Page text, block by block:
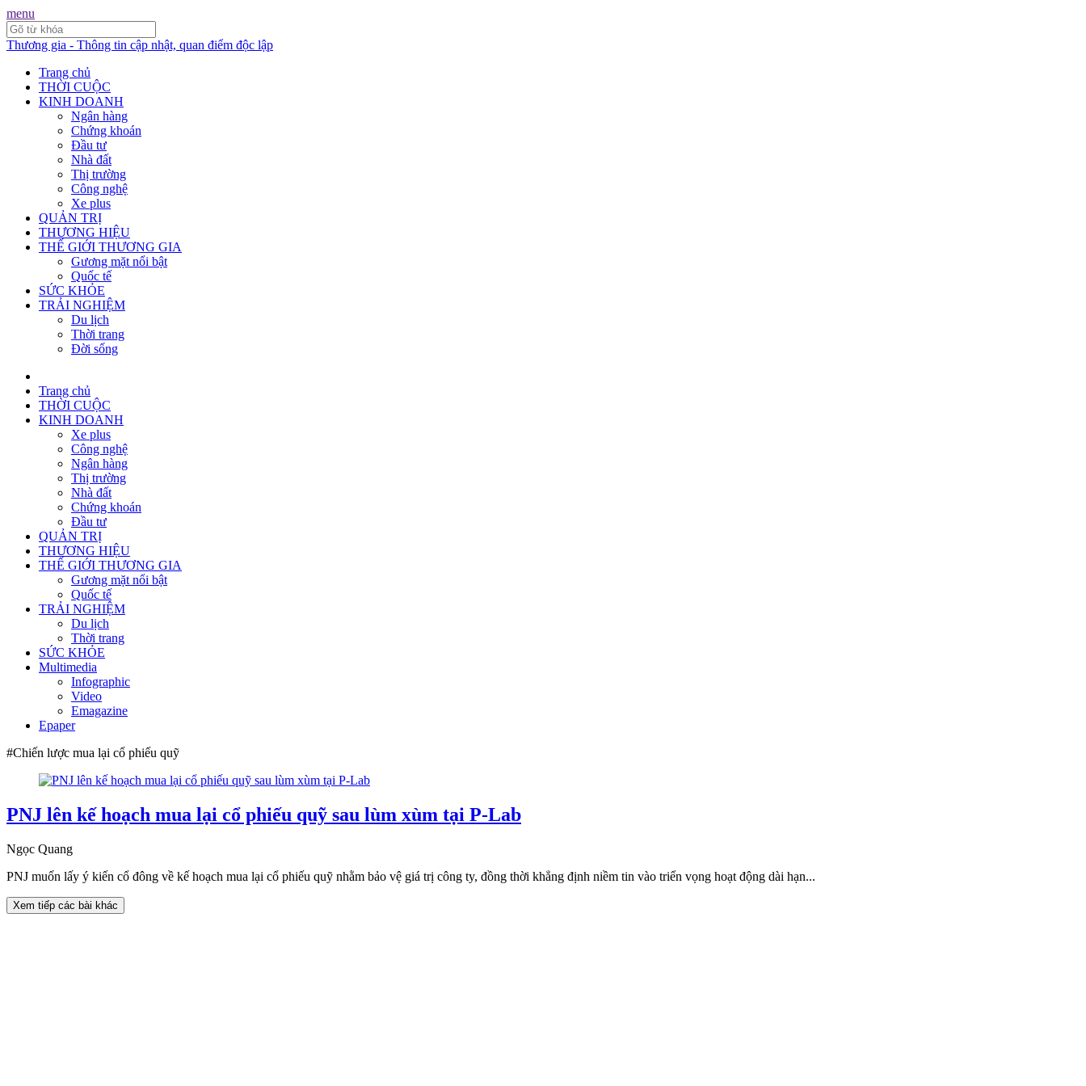
menu
Thương gia - Thông tin cập nhật, quan điểm độc lập
Trang chủ
THỜI CUỘC
KINH DOANH
Ngân hàng
Chứng khoán
Đầu tư
Nhà đất
Thị trường
Công nghệ
Xe plus
QUẢN TRỊ
THƯƠNG HIỆU
THẾ GIỚI THƯƠNG GIA
Gương mặt nổi bật
Quốc tế
SỨC KHỎE
TRẢI NGHIỆM
Du lịch
Thời trang
Đời sống
Trang chủ
THỜI CUỘC
KINH DOANH
Xe plus
Công nghệ
Ngân hàng
Thị trường
Nhà đất
Chứng khoán
Đầu tư
QUẢN TRỊ
THƯƠNG HIỆU
THẾ GIỚI THƯƠNG GIA
Gương mặt nổi bật
Quốc tế
TRẢI NGHIỆM
Du lịch
Thời trang
SỨC KHỎE
Multimedia
Infographic
Video
Emagazine
Epaper
#Chiến lược mua lại cổ phiếu quỹ
PNJ lên kế hoạch mua lại cổ phiếu quỹ sau lùm xùm tại P-Lab
Ngọc Quang
PNJ muốn lấy ý kiến cổ đông về kế hoạch mua lại cổ phiếu quỹ nhằm bảo vệ giá trị công ty, đồng thời khẳng định niềm tin vào triển vọng hoạt động dài hạn...
Xem tiếp các bài khác